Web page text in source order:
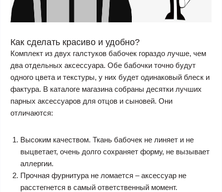
Как сделать красиво и удобно?
Комплект из двух галстуков бабочек гораздо лучше, чем
два отдельных аксессуара. Обе бабочки точно будут
одного цвета и текстуры, у них будет одинаковый блеск и
фактура. В каталоге магазина собраны десятки лучших
парных аксессуаров для отцов и сыновей. Они
отличаются:
Высоким качеством. Ткань бабочек не линяет и не
выцветает, очень долго сохраняет форму, не вызывает
аллергии.
Прочная фурнитура не ломается – аксессуар не
расстегнется в самый ответственный момент.